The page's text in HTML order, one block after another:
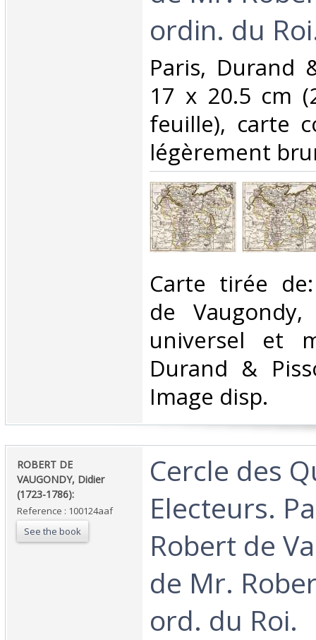
ordin. du
‎Paris, Durand
17 x 20.5 cm
feuille), carte
légèrement
‎Carte tirée
de
universel et
Durand &
Image disp.‎
‎ROBERT DE
VAUGONDY, Didier
(1723-1786):‎
Reference : 100124aaf
See the book
‎Cercle des
Electeurs.
Robert de
de Mr.
ord. du Roi.‎